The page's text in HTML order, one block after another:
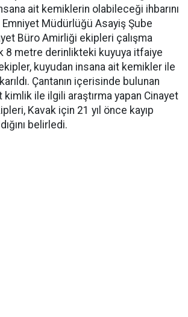
ait kemiklerin olabileceği ihbarını
Müdürlüğü Asayiş Şube
Büro Amirliği ekipleri çalışma
8 metre derinlikteki kuyuya itfaiye
kuyudan insana ait kemikler ile
Çantanın içerisinde bulunan
kimlik ile ilgili araştırma yapan Cinayet
Kavak için 21 yıl önce kayıp
belirledi.